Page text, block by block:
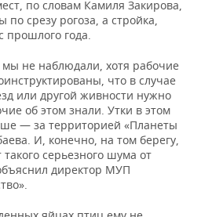
по словам Камиля Закирова,
по срезу рогоза, а стройка,
прошлого года.
мы не наблюдали, хотя рабочие
что в случае
или другой живности нужно
об этом знали. Утки в этом
— за территорией «Планеты
И, конечно, на том берегу,
серьезного шума от
директор МУП